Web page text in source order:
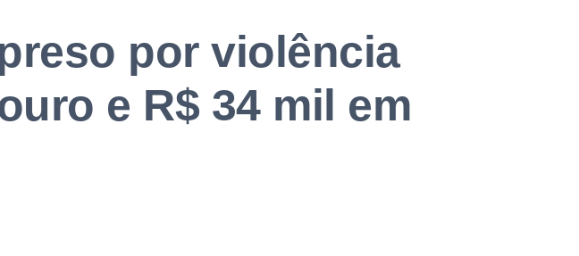
por violência
e R$ 34 mil em